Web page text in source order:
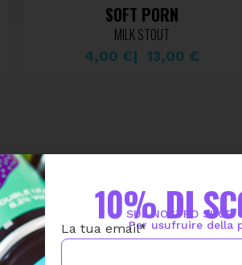
SOFT PORN
MILK STOUT
4,00 € 13,00 €
10% DI
SUL NOSTRO SHOP
Per usufruire della
La tua email*